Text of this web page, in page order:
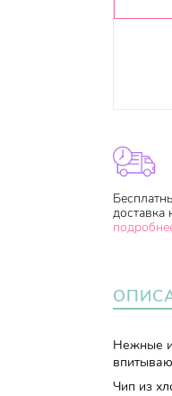
доставка
Нежные и
Чип из